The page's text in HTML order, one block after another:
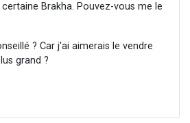
Brakha. Pouvez-vous me le
? Car j'ai aimerais le vendre
grand ?